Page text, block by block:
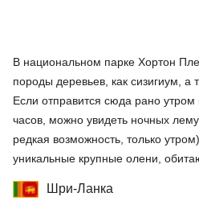
В национальном парке Хортон
породы деревьев, как сизигиум, а
Если отправится сюда рано
часов, можно увидеть ночных
редкая возможность, только
уникальные крупные олени,
Шри-Ланка